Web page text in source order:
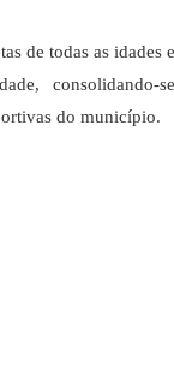
de todas as idades e
consolidando-se
do município.